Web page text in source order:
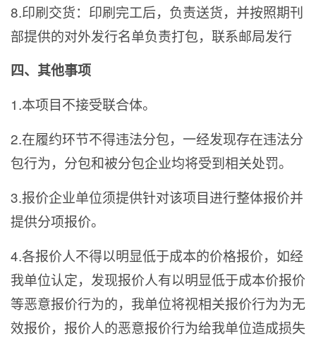
8.印刷交货：印刷完工后，负责送货，并按照期刊
部提供的对外发行名单负责打包，联系邮局发行
四、其他事项
1.本项目不接受联合体。
2.在履约环节不得违法分包，一经发现存在违法分
包行为，分包和被分包企业均将受到相关处罚。
3.报价企业单位须提供针对该项目进行整体报价并
提供分项报价。
4.各报价人不得以明显低于成本的价格报价，如经
我单位认定，发现报价人有以明显低于成本价报价
等恶意报价行为的，我单位将视相关报价行为为无
效报价，报价人的恶意报价行为给我单位造成损失